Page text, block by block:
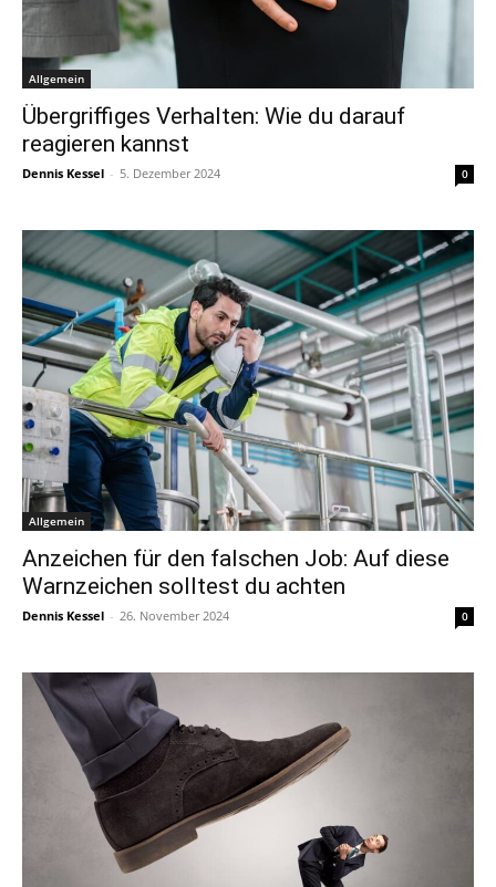
Allgemein
Übergriffiges Verhalten: Wie du darauf
reagieren kannst
Dennis Kessel - 5. Dezember 2024 0
Allgemein
Anzeichen für den falschen Job: Auf diese
Warnzeichen solltest du achten
Dennis Kessel - 26. November 2024 0